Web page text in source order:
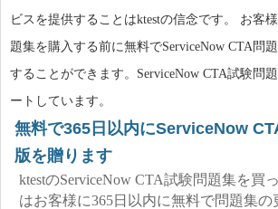
ビスを提供することはktestの信念です。 お客
題集を購入する前に無料でServiceNow CTA問
することができます。ServiceNow CTA試験問
ートしています。
無料で365日以内にServiceNow
版を贈ります
ktestのServiceNow CTA試験問題集を買
はお客様に365日以内に無料で問題集の